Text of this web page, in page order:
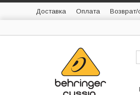
Доставка Оплата Возврат/